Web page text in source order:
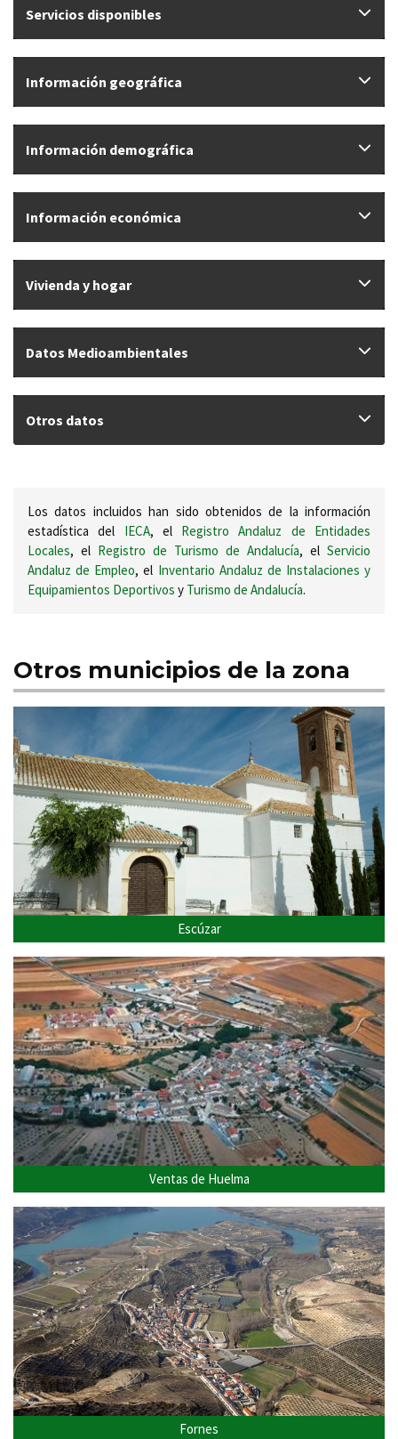
Servicios disponibles
Información geográfica
Información demográfica
Información económica
Vivienda y hogar
Datos Medioambientales
Otros datos
Los datos incluidos han sido obtenidos de la información
estadística del IECA, el Registro Andaluz de Entidades
Locales, el Registro de Turismo de Andalucía, el Servicio
Andaluz de Empleo, el Inventario Andaluz de Instalaciones y
Equipamientos Deportivos y Turismo de Andalucía.
Otros municipios de la zona
Escúzar
Ventas de Huelma
Fornes